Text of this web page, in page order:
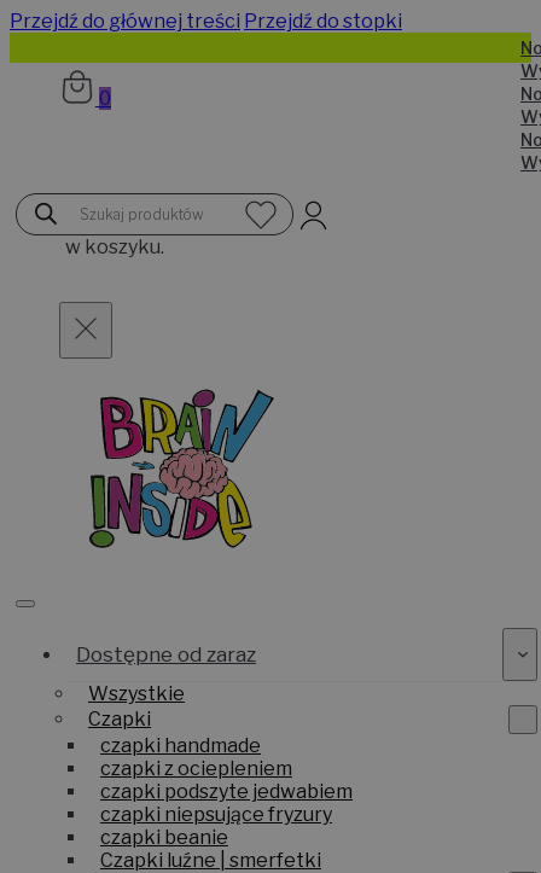
Przejdź do głównej treści Przejdź do stopki
Wyszukiwarka
produktów
0
Brak
produktów
w koszyku.
Dostępne od zaraz
Wszystkie
Czapki
czapki handmade
czapki z ociepleniem
czapki podszyte jedwabiem
czapki niepsujące fryzury
czapki beanie
Czapki luźne | smerfetki